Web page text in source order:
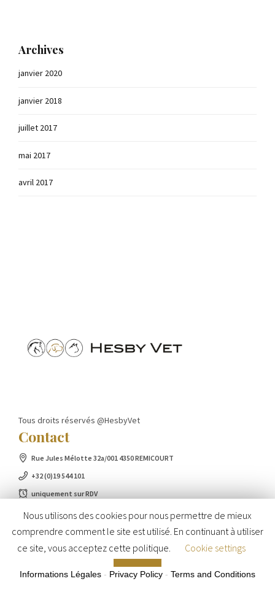
Archives
janvier 2020
janvier 2018
juillet 2017
mai 2017
avril 2017
Tous droits réservés @HesbyVet
Contact
Rue Jules Mélotte 32a/001 4350 REMICOURT
+32 (0)19 544 101
uniquement sur RDV
Nous utilisons des cookies pour nous permettre de mieux
comprendre comment le site est utilisé. En continuant à utiliser
ce site, vous acceptez cette politique.
Cookie settings
ACCEPT
Informations Légales - Privacy Policy - Terms and Conditions